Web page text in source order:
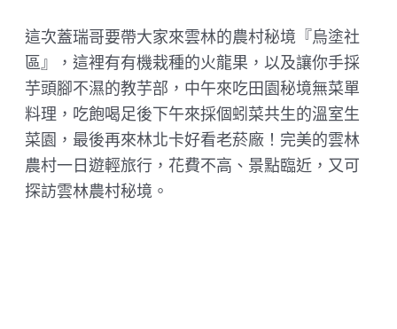
這次蓋瑞哥要帶大家來雲林的農村秘境『烏塗社
區』，這裡有有機栽種的火龍果，以及讓你手採
芋頭腳不濕的教芋部，中午來吃田園秘境無菜單
料理，吃飽喝足後下午來採個蚓菜共生的溫室生
菜園，最後再來林北卡好看老菸廠！完美的雲林
農村一日遊輕旅行，花費不高、景點臨近，又可
探訪雲林農村秘境。